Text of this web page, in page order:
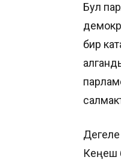
Бул
бир
Кеңеш